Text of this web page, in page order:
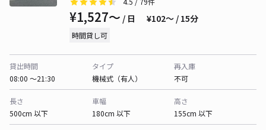
¥1,527〜 / 日 ¥102〜 / 15分
時間貸し可
貸出時間
08:00 〜21:30
タイプ
機械式（有人）
再入庫
不可
長さ
500cm 以下
車幅
180cm 以下
高さ
155cm 以下